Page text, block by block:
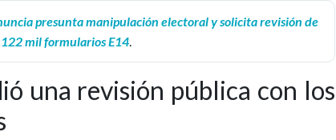
presunta manipulación electoral y solicita revisión de
122 mil formularios E14.
una revisión pública con los